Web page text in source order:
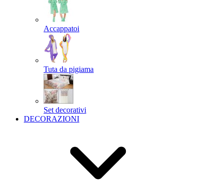
Accappatoi
Tuta da pigiama
Set decorativi
DECORAZIONI